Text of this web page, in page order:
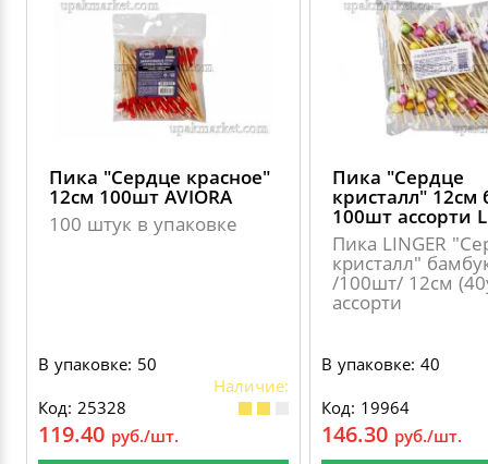
Пика "Сердце красное"
12см 100шт AVIORA
100 штук в упаковке
В упаковке: 50
Наличие:
Код: 25328
119.40 руб./шт.
Пика "Сердце
кристалл" 12см
100шт ассорти
Пика LINGER
кристалл"
/100шт/ 12см
ассорти
В упаковке: 40
Код: 19964
146.30 руб./шт.